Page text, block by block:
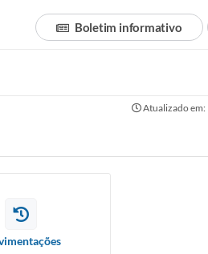
Boletim informativo
Atualizado